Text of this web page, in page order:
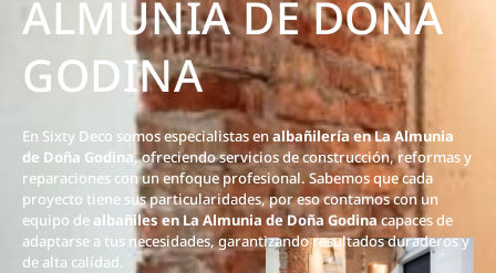
ALMUNIA DE DOÑA
GODINA
En Sixty Deco somos especialistas enalbañilería en La Almunia
de Doña Godina, ofreciendo servicios de construcción, reformas y
reparaciones con un enfoque profesional. Sabemos que cada
proyecto tiene sus particularidades, por eso contamos con un
equipo de albañiles en La Almunia de Doña Godinacapaces de
adaptarse a tus necesidades, garantizando resultados duraderos y
de alta calidad.